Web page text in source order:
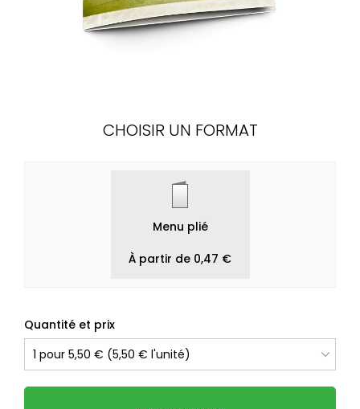
CHOISIR UN FORMAT
Menu plié
À partir de 0,47 €
Quantité et prix